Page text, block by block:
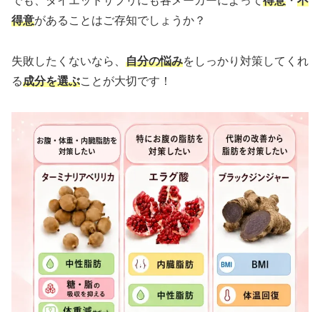
得意があることはご存知でしょうか？
失敗したくないなら、 自分の悩みをしっかり対策してくれ
る成分を選ぶことが大切です！